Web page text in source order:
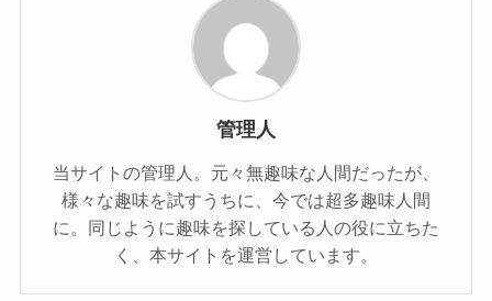
管理人
当サイトの管理人。元々無趣味な人間だったが、
様々な趣味を試すうちに、今では超多趣味人間
に。同じように趣味を探している人の役に立ちた
く、本サイトを運営しています。